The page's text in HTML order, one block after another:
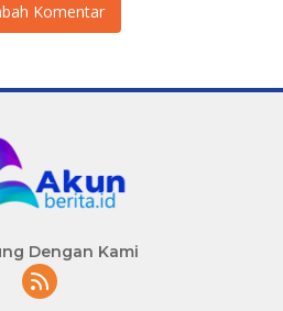
Komentar
Dengan Kami